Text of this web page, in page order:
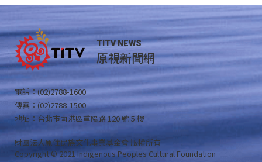
TITV NEWS
原視新聞網
電話：(02)2788-1600
傳真：(02)2788-1500
地址：台北市南港區重陽路 120 號 5 樓
財團法人原住民族文化事業基金會 版權所有
Copyright © 2021 Indigenous Peoples Cultural Foundation